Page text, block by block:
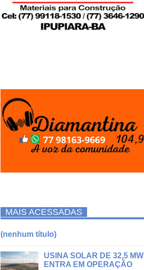
MAIS ACESSADAS
(nenhum título)
USINA SOLAR DE 32,5 MW
ENTRA EM OPERAÇÃO